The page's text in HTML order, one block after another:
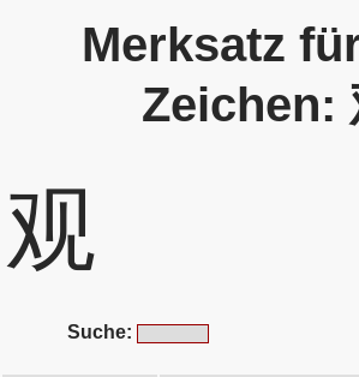
Merksatz
Zeichen:
观
Suche: